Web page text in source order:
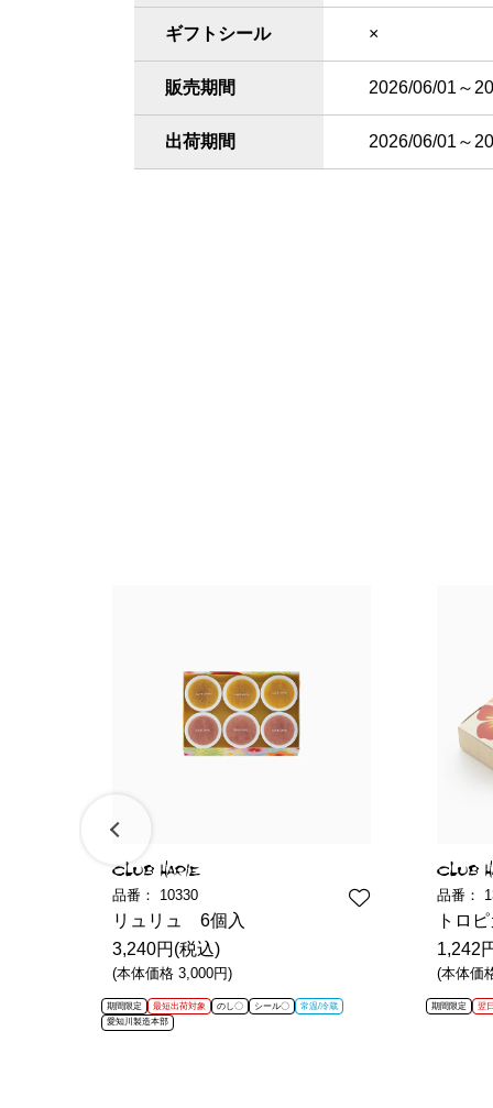
ギフトシール ×
販売期間 2026/06/01～
出荷期間 2026/06/01～
品番： 10330
リュリュ 6個入
3,240円(税込)
(本体価格 3,000円)
期間限定 最短出荷対象 のし〇 シール〇
常温/冷蔵
愛知川製造本部
品番：
トロ
1,242
(本体価
期間限定 翌